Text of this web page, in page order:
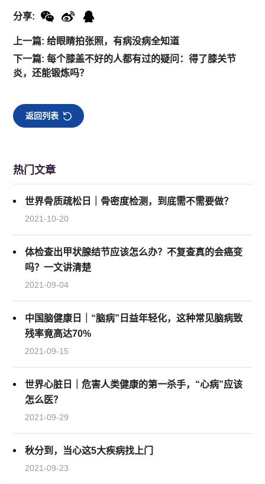
上一篇: 给眼睛拍张照，有病没病全知道
下一篇: 每个膝盖不好的人都有过的疑问：得了膝关节
炎，还能锻炼吗？
分享:
返回列表
热门文章
世界骨质疏松日｜骨密度检测，到底需不需要做？
2021-10-20
体检查出甲状腺结节应该怎么办？不复查真的会癌变
吗？一文讲清楚
2021-09-04
中国脑健康日｜“脑病”日益年轻化，这种常见脑病致
残率竟高达70%
2021-09-15
世界心脏日｜危害人类健康的第一杀手，“心病”应该
怎么医？
2021-09-29
秋分到，当心这5大疾病找上门
2021-09-23